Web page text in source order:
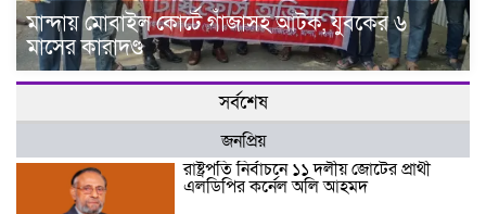
মান্দায় মোবাইল কোর্টে গাঁজাসহ আটক, যুবকের ৬
মাসের কারাদণ্ড
সর্বশেষ
জনপ্রিয়
রাষ্ট্রপতি নির্বাচনে ১১ দলীয় জোটের প্রার্থী
এলডিপির কর্নেল অলি আহমদ